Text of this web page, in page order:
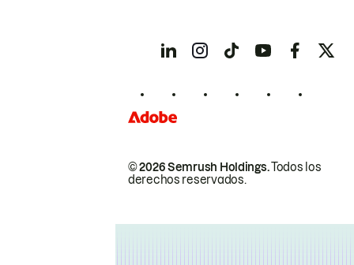
© 2026 Semrush Holdings.Todos los
derechos reservados.